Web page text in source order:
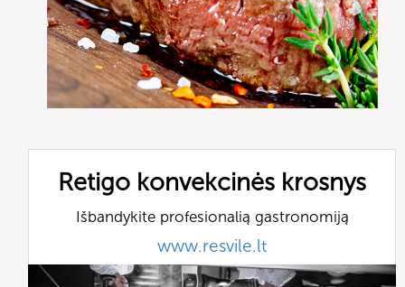
Retigo konvekcinės krosnys
Išbandykite profesionalią gastronomiją
www.resvile.lt